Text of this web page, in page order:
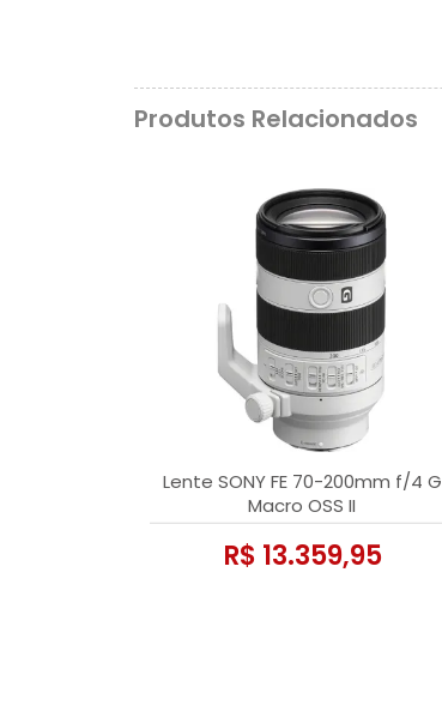
Produtos Relacionados
Lente SONY FE 70-200mm f/4 G
Macro OSS II
R$ 13.359,95